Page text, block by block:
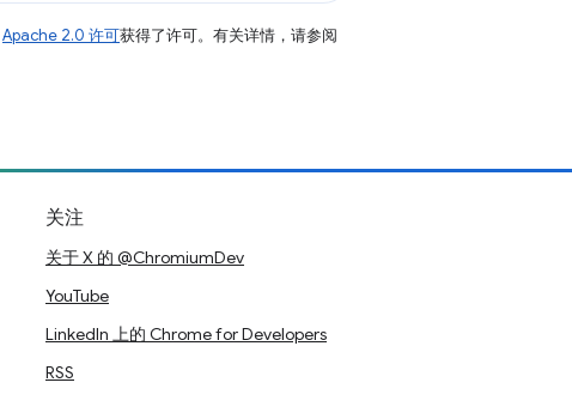
Apache 2.0 许可获得了许可。有关详情，请参阅
关注
关于 X 的 @ChromiumDev
YouTube
LinkedIn 上的 Chrome for Developers
RSS